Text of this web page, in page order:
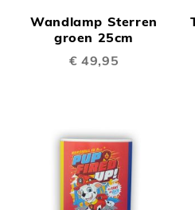
Wandlamp Sterren
groen 25cm
€ 49,95